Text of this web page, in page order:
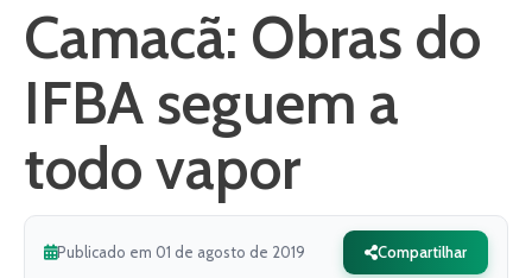
Camacã: Obras do
IFBA seguem a
todo vapor
Publicado em 01 de agosto de 2019 Compartilhar